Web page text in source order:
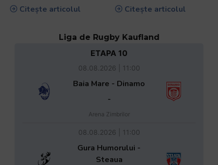
Citește articolul
Citește articolul
Liga de Rugby Kaufland
ETAPA 10
08.08.2026 | 11:00
Baia Mare - Dinamo
-
Arena Zimbrilor
08.08.2026 | 11:00
Gura Humorului -
Steaua